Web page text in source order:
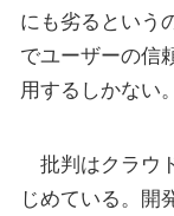
にも劣るという
でユーザーの信
用するしかない。
批判はクラウ
じめている。開